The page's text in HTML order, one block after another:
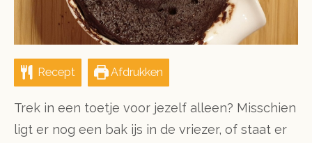
Recept Afdrukken
Trek in een toetje voor jezelf alleen? Misschien
ligt er nog een bak ijs in de vriezer, of staat er